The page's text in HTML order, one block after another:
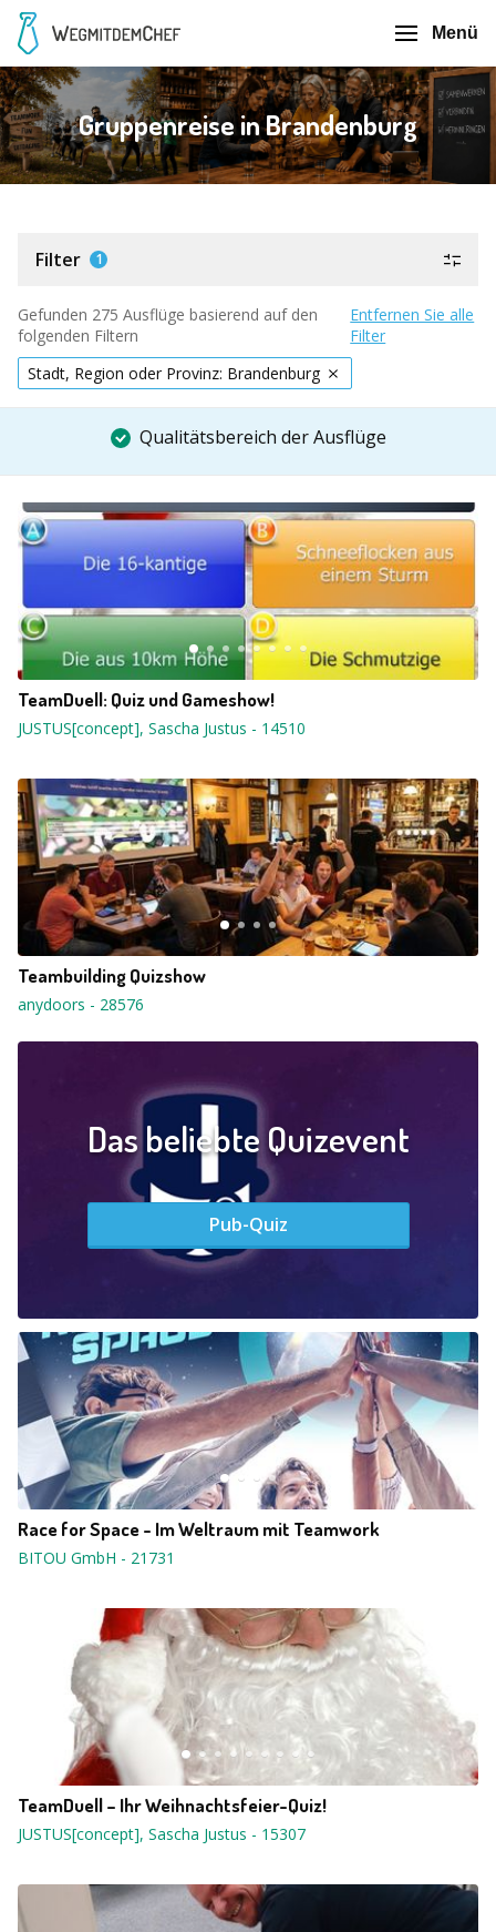
Menü
Gruppenreise in Brandenburg
Filter 1
Gefunden 275 Ausflüge basierend auf den
folgenden Filtern
Entfernen Sie alle
Filter
Stadt, Region oder Provinz: Brandenburg
Qualitätsbereich der Ausflüge
TeamDuell: Quiz und Gameshow!
JUSTUS[concept], Sascha Justus - 14510
Teambuilding Quizshow
anydoors - 28576
Das beliebte Quizevent
Pub-Quiz
Race for Space - Im Weltraum mit Teamwork
BITOU GmbH - 21731
TeamDuell – Ihr Weihnachtsfeier-Quiz!
JUSTUS[concept], Sascha Justus - 15307